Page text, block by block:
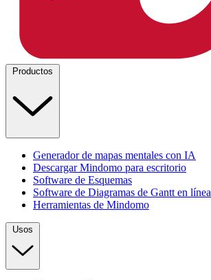
Productos
Generador de mapas mentales con IA
Descargar Mindomo para escritorio
Software de Esquemas
Software de Diagramas de Gantt en línea
Herramientas de Mindomo
Usos